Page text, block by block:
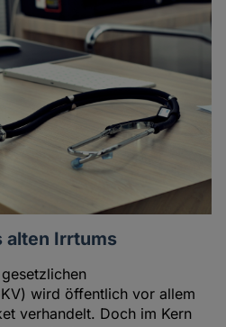
alten Irrtums
wird öffentlich vor allem
verhandelt. Doch im Kern